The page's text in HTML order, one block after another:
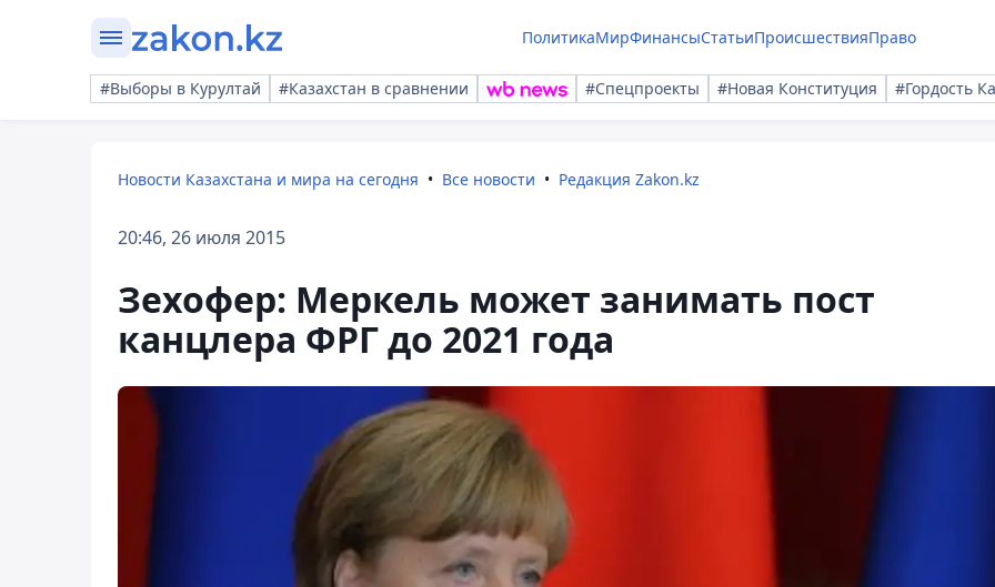
ПолитикаМирФинансыСтатьиПроисшествияПраво
#Выборы в Курултай #Казахстан в сравнении #Спецпроекты #Новая Конституция #Гордость
Новости Казахстана и мира на сегодня Все новости Редакция Zakon.kz
20:46, 26 июля 2015
Зехофер: Меркель может занимать пост
канцлера ФРГ до 2021 года